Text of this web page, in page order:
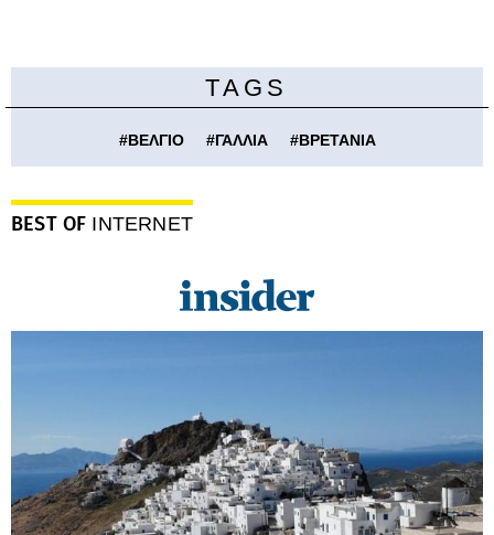
TAGS
#ΒΕΛΓΙΟ #ΓΑΛΛΙΑ #ΒΡΕΤΑΝΙΑ
BEST OF INTERNET